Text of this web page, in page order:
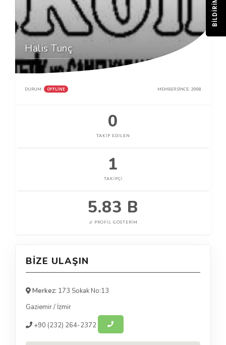
Halis Tunç
DURUM: OFFLINE MEMBER SINCE: 2008
0
TAKIP EDILEN
1
TAKIPÇI
5.83 B
PROFIL GÖSTERIM
BIZE ULAŞIN
Merkez: 173 Sokak No:13
Gaziemir/ İzmir
+90 (232) 264-2372
BILDIRIM